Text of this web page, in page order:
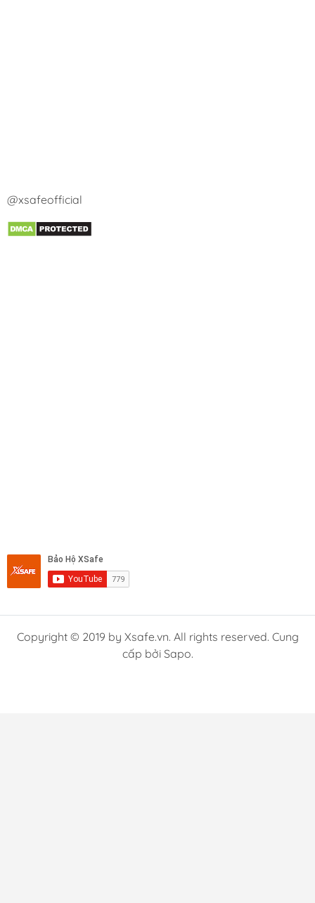
@xsafeofficial
Copyright © 2019 by Xsafe.vn. All rights reserved. Cung
cấp bởi Sapo.